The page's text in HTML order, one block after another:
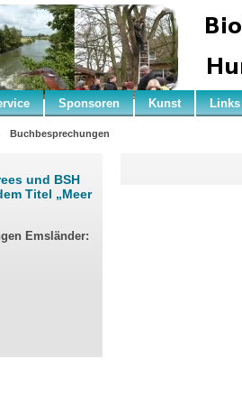
Sponsoren Kunst Links
Buchbesprechungen
und BSH
Titel „Meer
Emsländer: